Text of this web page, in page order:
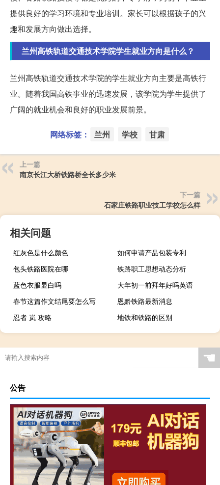
提供良好的学习环境和专业培训。家长可以根据孩子的兴
趣和发展方向做出选择。
兰州高铁轨道交通技术学院学生就业方向是什么？
兰州高铁轨道交通技术学院的学生就业方向主要是高铁行
业。随着我国高铁事业的迅速发展，该学院为学生提供了
广阔的就业机会和良好的职业发展前景。
网络标签： 兰州 学校 甘肃
上一篇
南京长江大桥铁路桥全长多少米
下一篇
石家庄铁路职业技工学校怎么样
相关问题
红灰色是什么颜色
如何申请产品包装专利
包头铁路医院在哪
铁路职工思想动态分析
蓝色衣服显白吗
大年初一前拜年好吗英语
春节这篇作文结尾要怎么写
恩黔铁路最新消息
忍者 岚 攻略
地铁和铁路的区别
☚
公告